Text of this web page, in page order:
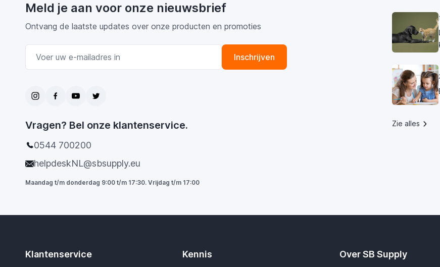
Meld je aan voor onze nieuwsbrief
Ontvang de laatste updates over onze producten en promoties
Inschrijven
Vragen? Bel onze klantenservice.
0544 700200
helpdeskNL@sbsupply.eu
Maandag t/m donderdag 9:00 t/m 17:30. Vrijdag t/m 17:00
Zie alles
Klantenservice Kennis Over SB Supply